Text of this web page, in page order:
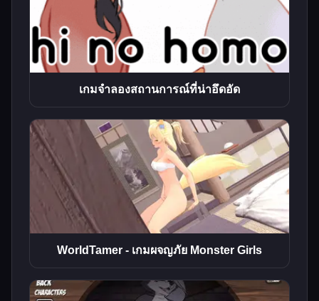
เกมจําลองสถานการณ์ที่น่าอึดอัด
WorldTamer - เกมผจญภัย Monster Girls